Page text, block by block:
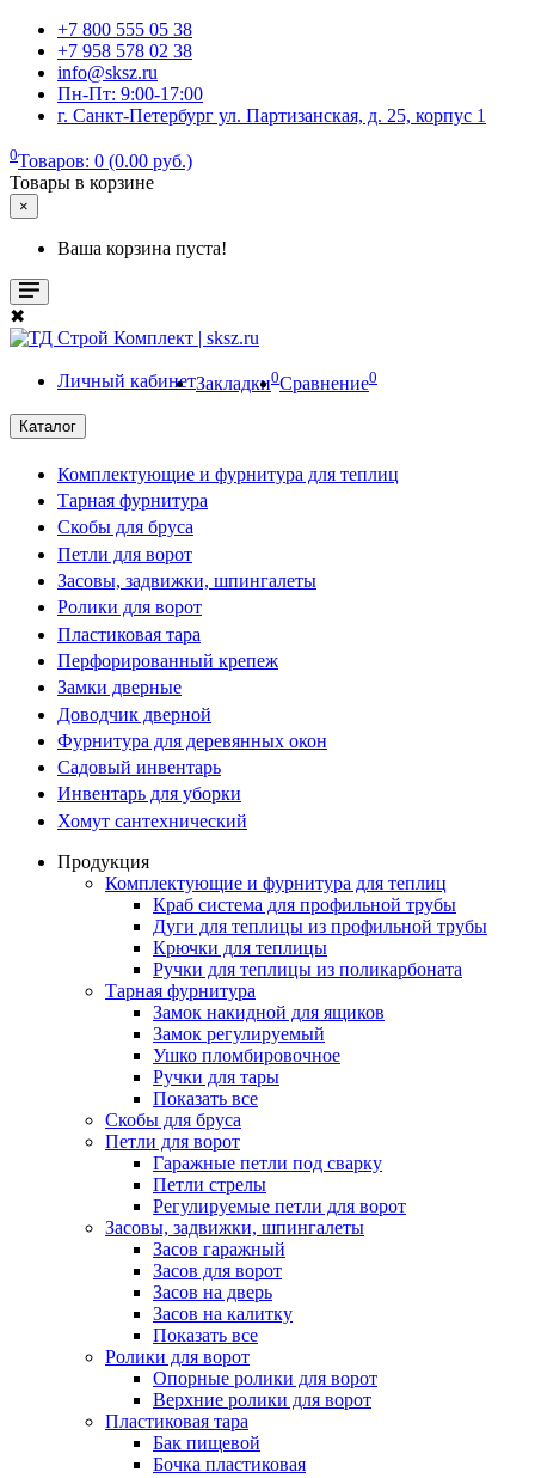
+7 800 555 05 38
+7 958 578 02 38
info@sksz.ru
Пн-Пт: 9:00-17:00
г. Санкт-Петербург ул. Партизанская, д. 25, корпус 1
0Товаров: 0 (0.00 руб.)
Товары в корзине
×
Ваша корзина пуста!
✖
Личный кабинетЗакладки0Сравнение0
Каталог
Комплектующие и фурнитура для теплиц
Тарная фурнитура
Скобы для бруса
Петли для ворот
Засовы, задвижки, шпингалеты
Ролики для ворот
Пластиковая тара
Перфорированный крепеж
Замки дверные
Доводчик дверной
Фурнитура для деревянных окон
Садовый инвентарь
Инвентарь для уборки
Хомут сантехнический
Продукция
Комплектующие и фурнитура для теплиц
Краб система для профильной трубы
Дуги для теплицы из профильной трубы
Крючки для теплицы
Ручки для теплицы из поликарбоната
Тарная фурнитура
Замок накидной для ящиков
Замок регулируемый
Ушко пломбировочное
Ручки для тары
Показать все
Скобы для бруса
Петли для ворот
Гаражные петли под сварку
Петли стрелы
Регулируемые петли для ворот
Засовы, задвижки, шпингалеты
Засов гаражный
Засов для ворот
Засов на дверь
Засов на калитку
Показать все
Ролики для ворот
Опорные ролики для ворот
Верхние ролики для ворот
Пластиковая тара
Бак пищевой
Бочка пластиковая